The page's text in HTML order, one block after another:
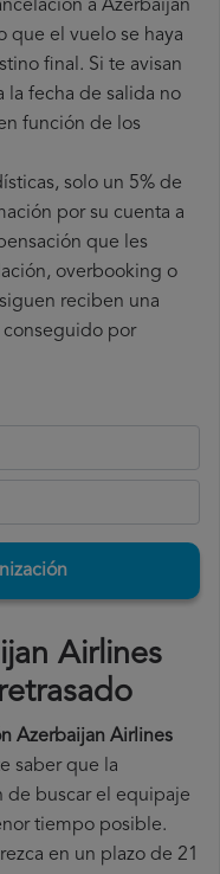
a Azerbaijan
que el vuelo se haya
final. Si te avisan
la fecha de salida no
función de los
solo un 5% de
por su cuenta a
que les
overbooking o
reciben una
conseguido por
Airlines
Azerbaijan Airlines
saber que la
de buscar el equipaje
tiempo posible.
en un plazo de 21